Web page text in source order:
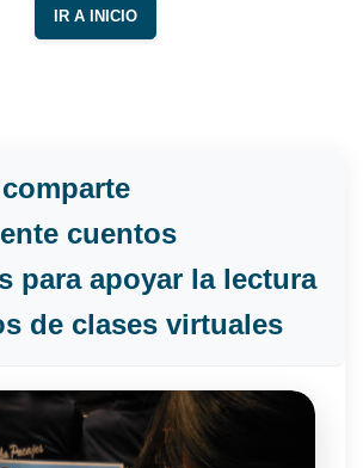
IR A INICIO
cuentos
para apoyar la lectura
de clases virtuales